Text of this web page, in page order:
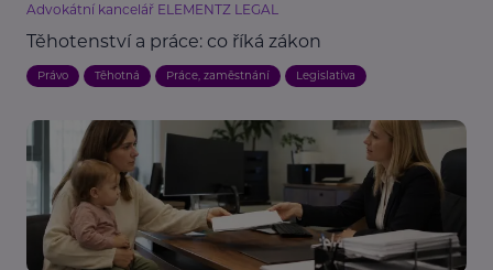
Advokátní kancelář ELEMENTZ LEGAL
Těhotenství a práce: co říká zákon
Právo Těhotná Práce, zaměstnání Legislativa